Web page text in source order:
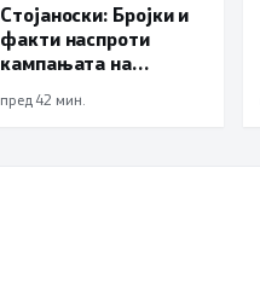
Стојаноски: Бројки и
факти наспроти
кампањата на
експерти“ од СДСM
пред 42 мин.